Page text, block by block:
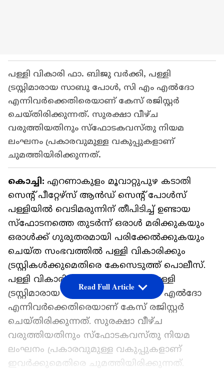
പള്ളി വികാരി ഫാ. ബിജു വർക്കി, പള്ളി
ട്രസ്റ്റിമാരായ സാബു പോൾ, സി എം എൽദോ
എന്നിവർക്കെതിരെയാണ് കേസ് രജിസ്റ്റർ
ചെയ്തിരിക്കുന്നത്. സുരക്ഷാ വീഴ്ച
വരുത്തിയതിനും സ്ഫോടകവസ്തു നിയമ
ലംഘനം പ്രകാരവുമുള്ള വകുപ്പുകളാണ്
ചുമത്തിയിരിക്കുന്നത്.
കൊച്ചി: എറണാകുളം മൂവാറ്റുപുഴ കടാതി
സെന്റ് പീറ്റേഴ്‌സ് ആൻഡ് സെന്റ് പോൾസ്
പള്ളിയിൽ വെടിമരുന്നിന് തീപിടിച്ച് ഉണ്ടായ
സ്ഫോടനത്തെ തുടർന്ന് ഒരാൾ മരിക്കുകയും
ഒരാൾക്ക് ഗുരുതരമായി പരിക്കേൽക്കുകയും
ചെയ്ത സംഭവത്തിൽ പള്ളി വികാരിക്കും
ട്രസ്റ്റികൾക്കുമെതിരെ കേസെടുത്ത് പൊലീസ്.
പള്ളി വികാരി ഫാ. ബിജു വർക്കി, പള്ളി
ട്രസ്റ്റിമാരായ സാബു പോൾ, സി എം എൽദോ
എന്നിവർക്കെതിരെയാണ് കേസ് രജിസ്റ്റർ
ചെയ്തിരിക്കുന്നത്. സുരക്ഷാ വീഴ്ച
വരുത്തിയതിനും സ്ഫോടകവസ്തു നിയമ
ലംഘനം പ്രകാരവുമുള്ള വകുപ്പുകളാണ്
ഇവര്‍ക്കുമെതിരെ ചുമത്തിയിരിക്കുന്നത്.
Read Full Article